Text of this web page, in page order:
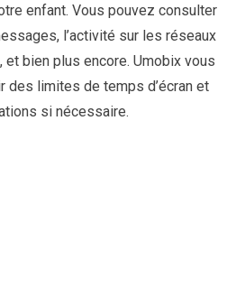
enfant. Vous pouvez consulter
l’activité sur les réseaux
et bien plus encore. Umobix vous
des limites de temps d’écran et
si nécessaire.